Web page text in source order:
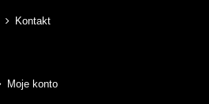
Kontakt
Moje konto